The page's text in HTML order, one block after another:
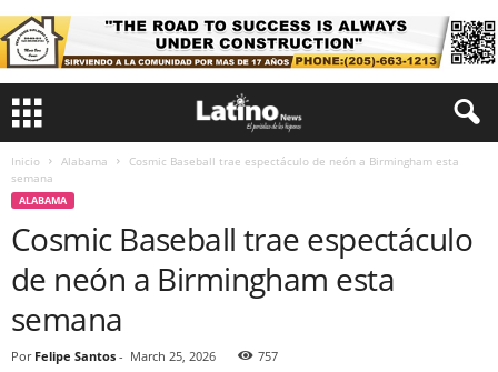
Inicio Alabama
Cosmic Baseball trae espectáculo de neón a Birmingham esta
semana
ALABAMA
Cosmic Baseball trae espectáculo
de neón a Birmingham esta
semana
Por Felipe Santos - March 25, 2026 757